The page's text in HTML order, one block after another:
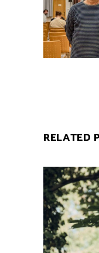
RELATED